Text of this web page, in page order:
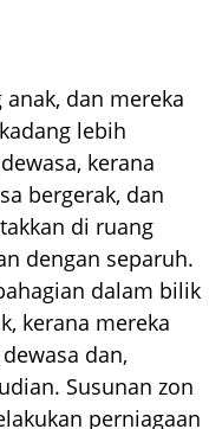
dan mereka
lebih
kerana
bergerak, dan
di ruang
dengan separuh.
dalam bilik
kerana mereka
dan,
Susunan zon
perniagaan